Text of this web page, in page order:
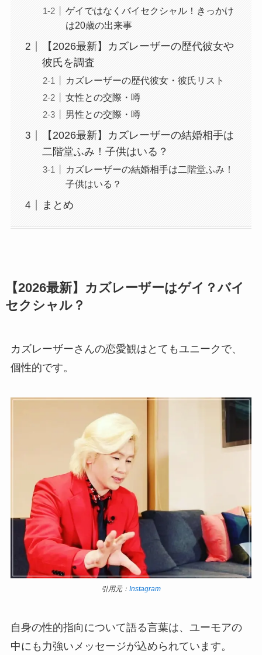
ゲイではなくバイセクシャル！きっかけ
は20歳の出来事
【2026最新】カズレーザーの歴代彼女や
彼氏を調査
カズレーザーの歴代彼女・彼氏リスト
女性との交際・噂
男性との交際・噂
【2026最新】カズレーザーの結婚相手は
二階堂ふみ！子供はいる？
カズレーザーの結婚相手は二階堂ふみ！
子供はいる？
まとめ
【2026最新】カズレーザーはゲイ？バイ
セクシャル？
カズレーザーさんの恋愛観はとてもユニークで、
個性的です。
引用元： Instagram
自身の性的指向について語る言葉は、ユーモアの
中にも力強いメッセージが込められています。